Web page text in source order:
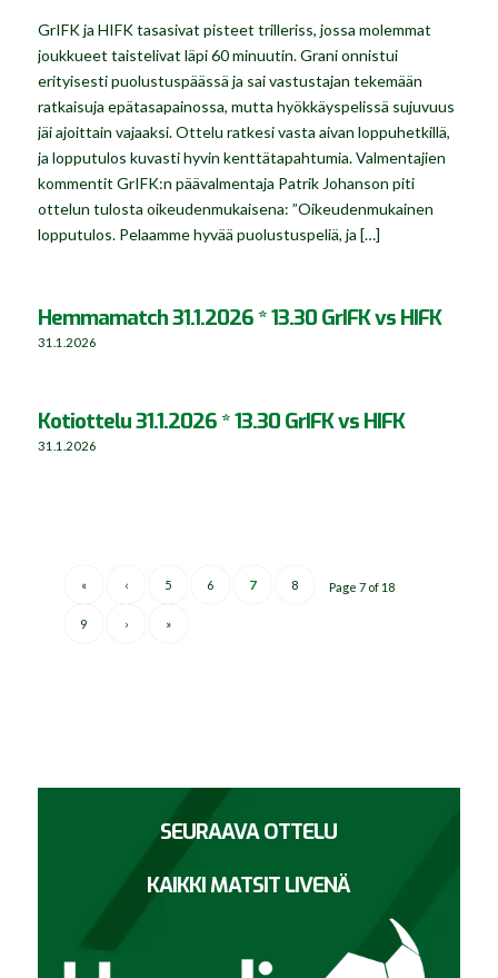
GrIFK ja HIFK tasasivat pisteet trilleriss, jossa molemmat
joukkueet taistelivat läpi 60 minuutin. Grani onnistui
erityisesti puolustuspäässä ja sai vastustajan tekemään
ratkaisuja epätasapainossa, mutta hyökkäyspelissä sujuvuus
jäi ajoittain vajaaksi. Ottelu ratkesi vasta aivan loppuhetkillä,
ja lopputulos kuvasti hyvin kenttätapahtumia. Valmentajien
kommentit GrIFK:n päävalmentaja Patrik Johanson piti
ottelun tulosta oikeudenmukaisena: ”Oikeudenmukainen
lopputulos. Pelaamme hyvää puolustuspeliä, ja […]
Hemmamatch 31.1.2026 * 13.30 GrIFK vs HIFK
31.1.2026
Kotiottelu 31.1.2026 * 13.30 GrIFK vs HIFK
31.1.2026
Page 7 of 18
« ‹ 5 6 7 8
9 › »
SEURAAVA OTTELU
KAIKKI MATSIT LIVENÄ